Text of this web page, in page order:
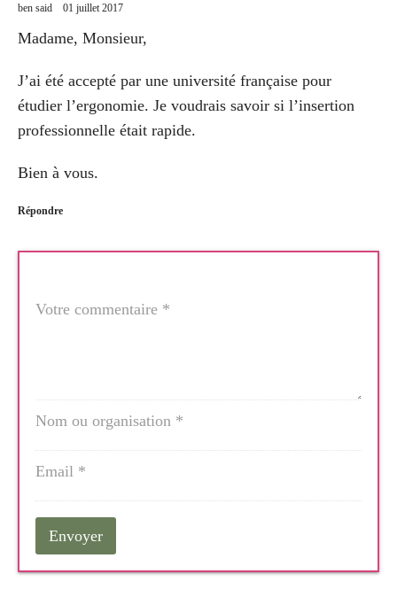
ben said 01 juillet 2017
Madame, Monsieur,
J’ai été accepté par une université française pour
étudier l’ergonomie. Je voudrais savoir si l’insertion
professionnelle était rapide.
Bien à vous.
Répondre